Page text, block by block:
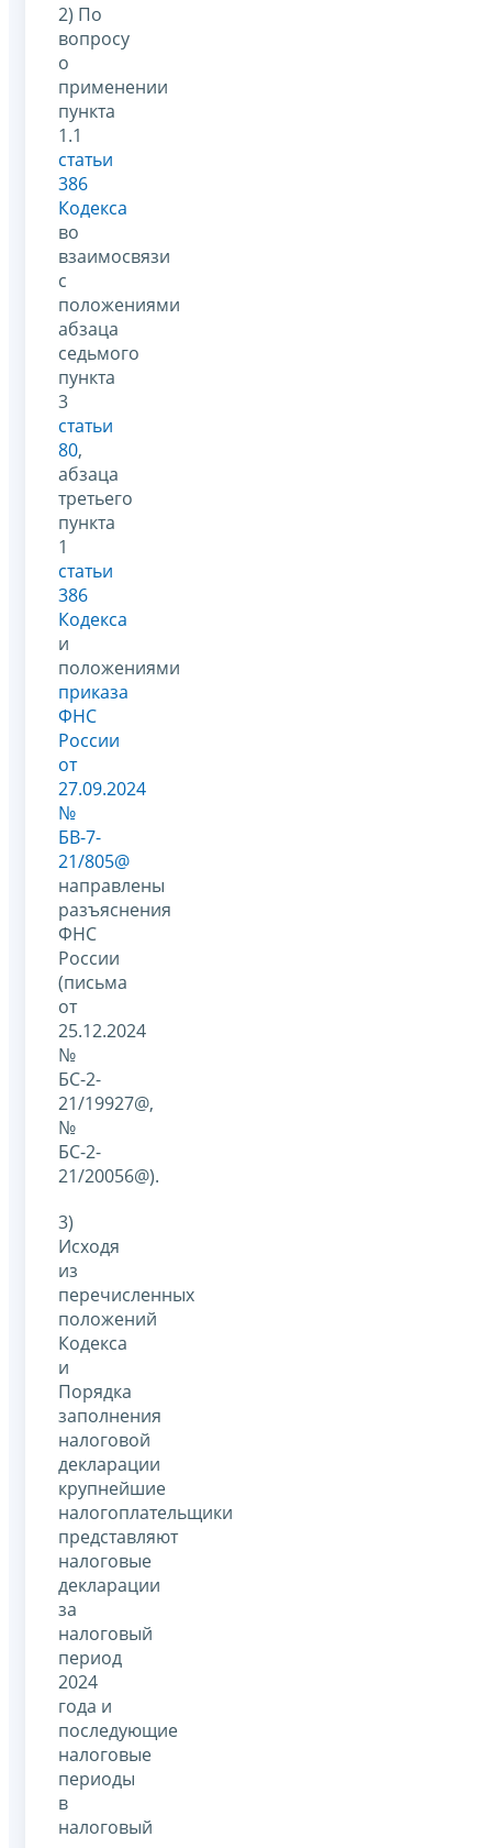
2) По
вопросу
о
применении
пункта
1.1
статьи
386
Кодекса
во
взаимосвязи
с
положениями
абзаца
седьмого
пункта
3
статьи
80,
абзаца
третьего
пункта
1
статьи
386
Кодекса
и
положениями
приказа
ФНС
России
от
27.09.2024
№
БВ-7-
21/805@
направлены
разъяснения
ФНС
России
(письма
от
25.12.2024
№
БС-2-
21/19927@,
№
БС-2-
21/20056@).
3)
Исходя
из
перечисленных
положений
Кодекса
и
Порядка
заполнения
налоговой
декларации
крупнейшие
налогоплательщики
представляют
налоговые
декларации
за
налоговый
период
2024
года и
последующие
налоговые
периоды
в
налоговый